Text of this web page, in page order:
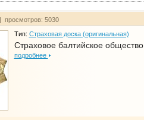
5030
Тип: Страховая доска (оригинальная)
Страховое балтийское общество
подробнее